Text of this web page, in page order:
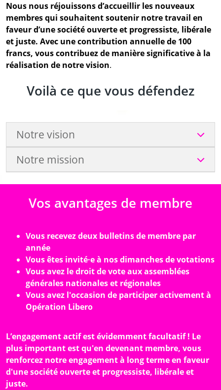
Nous nous réjouissons d’accueillir les nouveaux
membres qui souhaitent soutenir notre travail en
faveur d’une société ouverte et progressiste, libérale
et juste. Avec une contribution annuelle de 100
francs, vous contribuez de manière significative à la
réalisation de notre vision.
Voilà ce que vous défendez
Notre vision
Notre mission
Vos avantages de membre
Vous recevez deux bulletins de membre par
année
Vous êtes invité·e à nos dimanches de votations
Vous avez le droit de vote aux assemblées
générales nationales et régionales
Vous avez l'occasion de participer activement à
Opération Libero
L’engagement actif est évidemment facultatif ! Le
plus important est qu'en devenant membre, vous
renforcez notre engagement à long terme en faveur
d'une société ouverte et progressiste, libérale et
juste.